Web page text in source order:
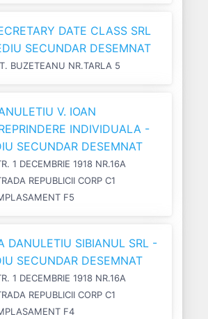
DATE CLASS SRL
SECUNDAR DESEMNAT
BUZETEANU NR.TARLA 5
V. IOAN
INDIVIDUALA -
SECUNDAR DESEMNAT
1 DECEMBRIE 1918 NR.16A
REPUBLICII CORP C1
F5
DANULETIU SIBIANUL SRL -
SECUNDAR DESEMNAT
1 DECEMBRIE 1918 NR.16A
REPUBLICII CORP C1
F4